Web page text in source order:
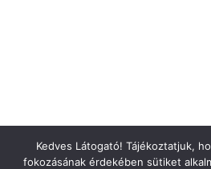
Kedves Látogató! Tájékoztatjuk,
fokozásának érdekében sütiket